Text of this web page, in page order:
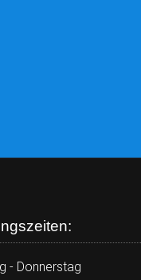
- Donnerstag